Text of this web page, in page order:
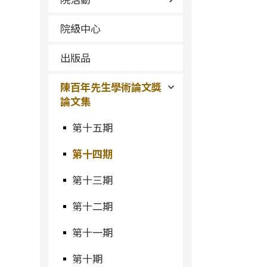
院級中心
出版品
陳百年先生學術論文獎
論文集
第十五期
第十四期
第十三期
第十二期
第十一期
第十期